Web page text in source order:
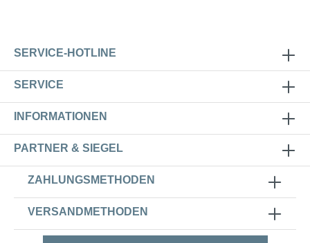
SERVICE-HOTLINE
SERVICE
INFORMATIONEN
PARTNER & SIEGEL
ZAHLUNGSMETHODEN
VERSANDMETHODEN